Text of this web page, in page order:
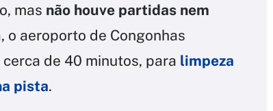
mas não houve partidas nem
o aeroporto de Congonhas
de 40 minutos, para limpeza
pista.